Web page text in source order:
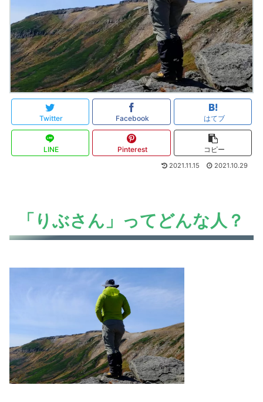
Twitter Facebook はてブ
LINE Pinterest コピー
2021.11.15 2021.10.29
「りぶさん」ってどんな人？